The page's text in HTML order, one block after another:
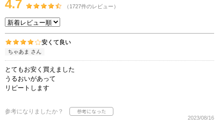
4.7 （1727件のレビュー）
安くて良い
ちゃあま さん
とてもお安く買えました
うるおいがあって
リピートします
参考になりましたか？
2023/08/16